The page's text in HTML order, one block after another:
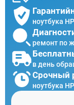
ноутбука
ремонт по
в день
Срочный
ноутбука